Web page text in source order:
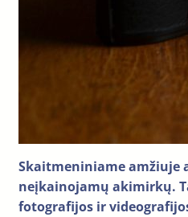
Skaitmeniniame amžiuje
neįkainojamų akimirkų.
fotografijos ir